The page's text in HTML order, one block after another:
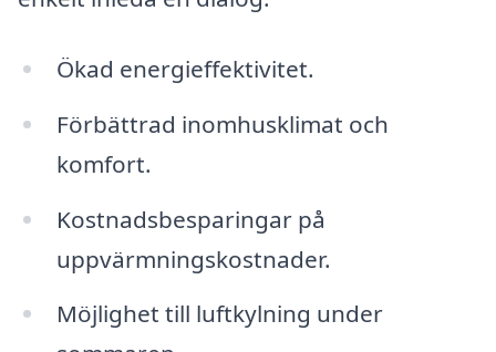
Ökad energieffektivitet.
Förbättrad inomhusklimat och
komfort.
Kostnadsbesparingar på
uppvärmningskostnader.
Möjlighet till luftkylning under